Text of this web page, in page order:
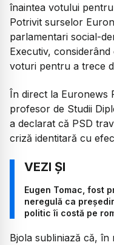
înaintea votului
Potrivit surselor
parlamentari social-
Executiv,
voturi pentru a trece
În direct la Euronews
profesor de Studii
a declarat că PSD
criză identitară cu
Eugen Tomac, fost
neregulă ca
politic îi costă pe
Bjola subliniază că, în